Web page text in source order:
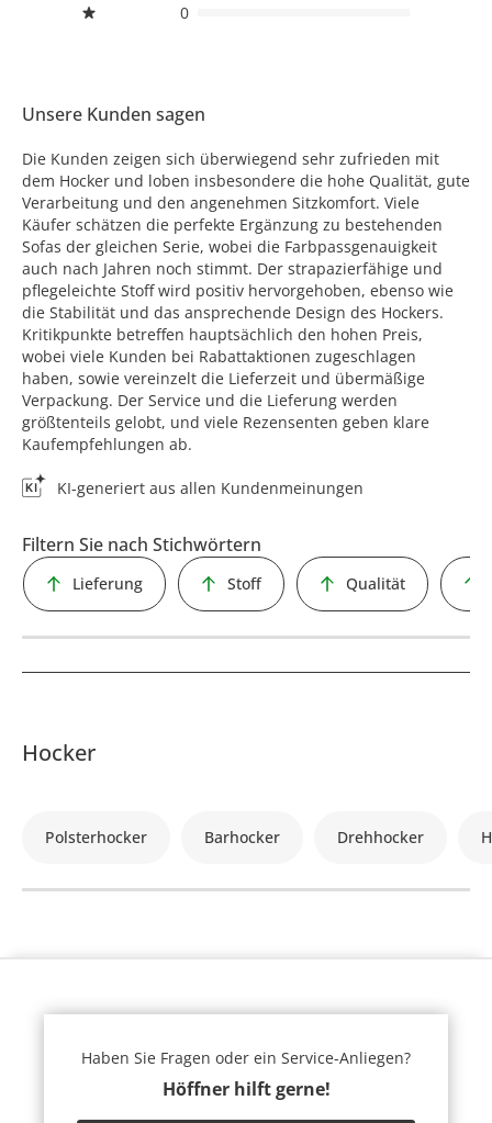
0
Unsere Kunden sagen
Die Kunden zeigen sich überwiegend sehr zufrieden mit
dem Hocker und loben insbesondere die hohe Qualität, gute
Verarbeitung und den angenehmen Sitzkomfort. Viele
Käufer schätzen die perfekte Ergänzung zu bestehenden
Sofas der gleichen Serie, wobei die Farbpassgenauigkeit
auch nach Jahren noch stimmt. Der strapazierfähige und
pflegeleichte Stoff wird positiv hervorgehoben, ebenso wie
die Stabilität und das ansprechende Design des Hockers.
Kritikpunkte betreffen hauptsächlich den hohen Preis,
wobei viele Kunden bei Rabattaktionen zugeschlagen
haben, sowie vereinzelt die Lieferzeit und übermäßige
Verpackung. Der Service und die Lieferung werden
größtenteils gelobt, und viele Rezensenten geben klare
Kaufempfehlungen ab.
KI-generiert aus allen Kundenmeinungen
Filtern Sie nach Stichwörtern
Lieferung Stoff Qualität
Hocker
Polsterhocker Barhocker Drehhocker
Haben Sie Fragen oder ein Service-Anliegen?
Höffner hilft gerne!